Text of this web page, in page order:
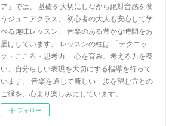
ア」では、 基礎を大切にしながら絶対音感を養
うジュニアクラス、 初心者の大人も安心して学
べる趣味レッスン、 音楽のある豊かな時間をお
届けしています。 レッスンの柱は 「テクニッ
ク・こころ・思考力」 心を育み、考える力を養
い、自分らしい表現を大切にする指導を行って
います。 音楽を通じて新しい一歩を望む方との
ご縁を、心より楽しみにしています。
フォロー